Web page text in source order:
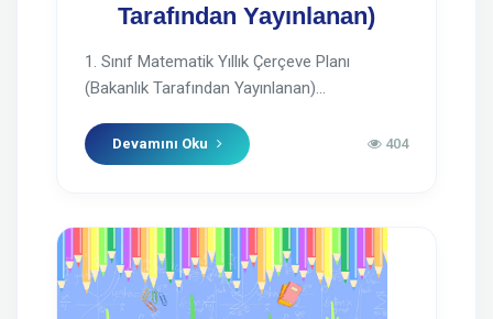
Tarafından Yayınlanan)
1. Sınıf Matematik Yıllık Çerçeve Planı
(Bakanlık Tarafından Yayınlanan)...
Devamını Oku 404